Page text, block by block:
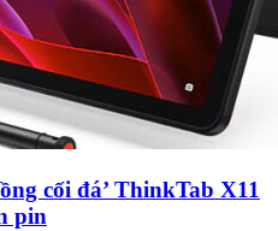
cối đá’ ThinkTab X11
pin